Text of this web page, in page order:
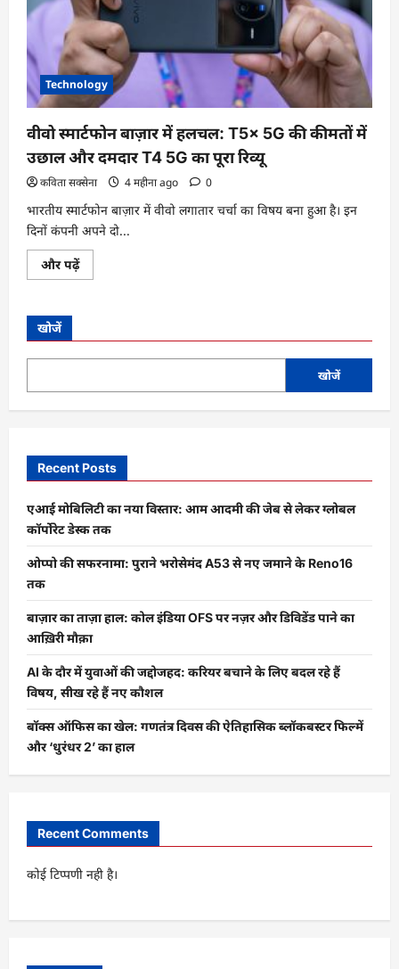
Technology
वीवो स्मार्टफोन बाज़ार में हलचल: T5x 5G की कीमतों में
उछाल और दमदार T4 5G का पूरा रिव्यू
कविता सक्सेना 4 महीना ago 0
भारतीय स्मार्टफोन बाज़ार में वीवो लगातार चर्चा का विषय बना हुआ है। इन
दिनों कंपनी अपने दो...
और पढ़ेंवीवो
स्मार्टफोन
5G
कीमतों
उछाल
दमदार
पूरा
रिव्यू
बारे
में
और
पढ़ें
खोजें
खोजें
Recent Posts
एआई मोबिलिटी का नया विस्तार: आम आदमी की जेब से लेकर ग्लोबल
कॉर्पोरेट डेस्क तक
ओप्पो की सफरनामा: पुराने भरोसेमंद A53 से नए जमाने के Reno16
तक
बाज़ार का ताज़ा हाल: कोल इंडिया OFS पर नज़र और डिविडेंड पाने का
आख़िरी मौक़ा
AI के दौर में युवाओं की जद्दोजहद: करियर बचाने के लिए बदल रहे हैं
विषय, सीख रहे हैं नए कौशल
बॉक्स ऑफिस का खेल: गणतंत्र दिवस की ऐतिहासिक ब्लॉकबस्टर फिल्में
और ‘धुरंधर 2’ का हाल
Recent Comments
कोई टिप्पणी नही है।